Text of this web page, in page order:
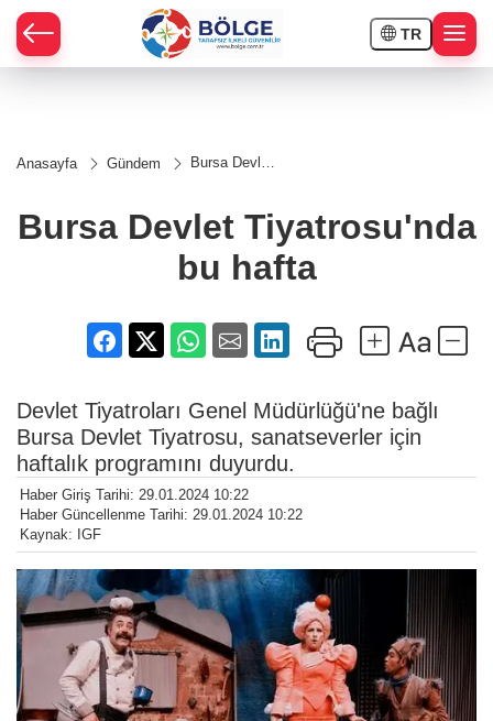
TR
Anasayfa Gündem
Bursa Devlet
Bursa Devlet Tiyatrosu'nda
bu hafta
Devlet Tiyatroları Genel Müdürlüğü'ne bağlı
Bursa Devlet Tiyatrosu, sanatseverler için
haftalık programını duyurdu.
Haber Giriş Tarihi: 29.01.2024 10:22
Haber Güncellenme Tarihi: 29.01.2024 10:22
Kaynak: IGF